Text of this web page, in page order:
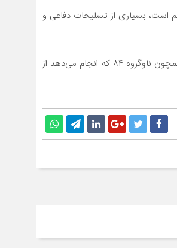
است، بسیاری از تسلیحات دفاعی و
وی یادآور شد: رزمایش‌های مهمی که ارتش در دریا، خشکی و هوا و اقدامات بزرگی همچون ناوگروه ۸۴ که انجام می‌دهد از